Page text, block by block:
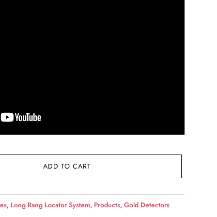
ADD TO CART
, Long Rang Locator System, Products,Gold Detectors